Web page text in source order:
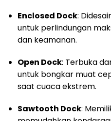
Enclosed Dock:
untuk perlindungan
dan keamanan.
Open Dock: Terbuka
untuk bongkar muat
saat cuaca ekstrem.
Sawtooth Dock: